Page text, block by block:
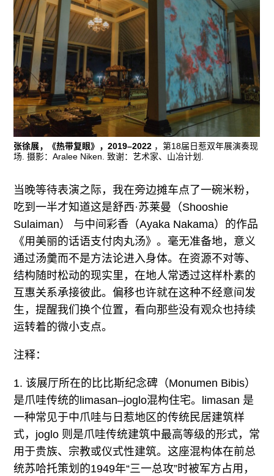
张徐展，《热带复眼》，2019–2022 ，第18届日惹双年展演奏现
场. 摄影：Aralee Niken. 致谢：艺术家、山冶计划.
当晚等待表演之际，我在旁边摊车点了一碗米粉，
吃到一半才知道这是舒西·苏莱曼（Shooshie
Sulaiman） 与中间彩香（Ayaka Nakama）的作品
《用美丽的话语支付肉丸汤》。毫无准备地，意义
通过汤羹而不是方法论进入身体。在资源不对等、
结构随时松动的现实里，在地人常透过这样朴素的
互惠关系承接彼此。偏移也许就在这种不经意间发
生，提醒我们换个位置，看向那些没有观众也持续
运转着的微小支点。
注释：
1. 该展厅所在的比比斯纪念碑（Monumen Bibis）
是爪哇传统的limasan–joglo混构住宅。limasan 是
一种常见于中爪哇与日惹地区的传统民居建筑样
式，joglo 则是爪哇传统建筑中最高等级的形式，常
用于贵族、宗教或仪式性建筑。这座混构体在前总
统苏哈托策划的1949年“三一总攻”时被军方占用，